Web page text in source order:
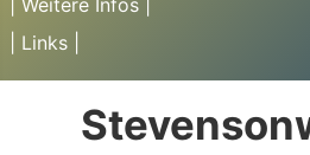
| Links |